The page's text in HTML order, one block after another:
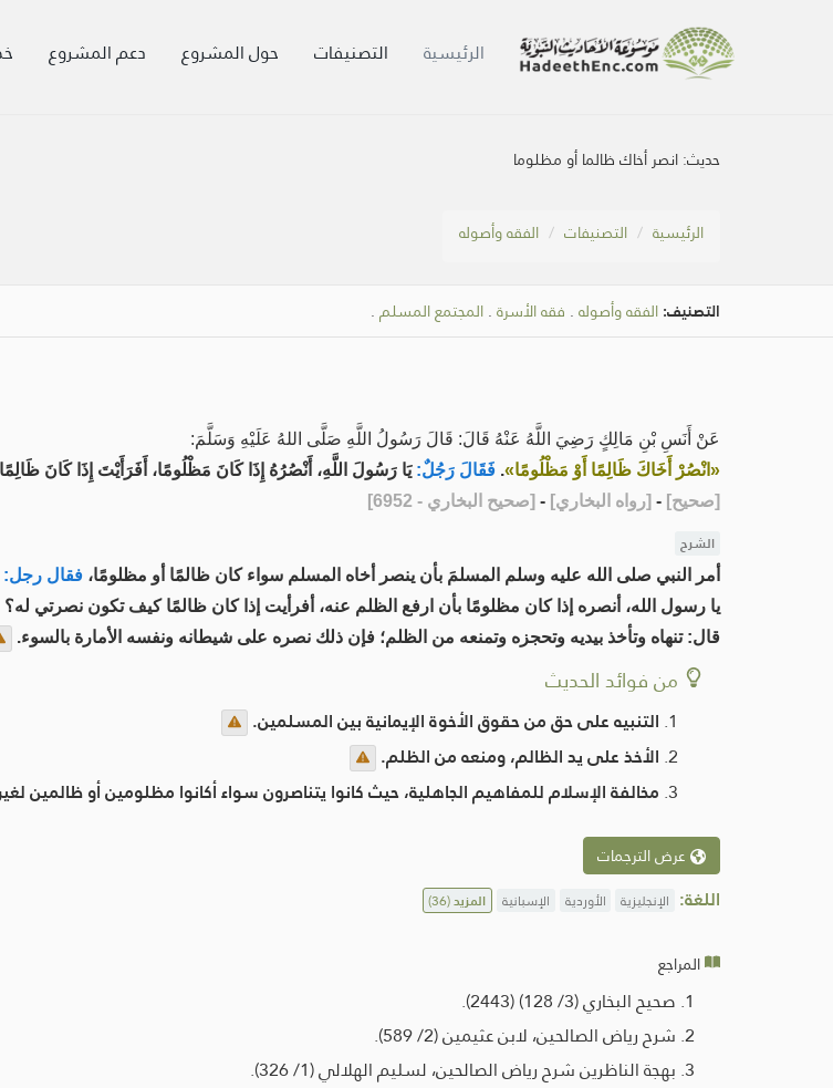
الرئيسية التصنيفات حول المشروع دعم المشروع
حديث:انصر أخاك ظالما أو مظلوما
الرئيسية التصنيفات الفقه وأصوله
التصنيف: الفقه وأصوله . فقه الأسرة . المجتمع المسلم .
عَنْ أَنَسِ بْنِ مَالِكٍ رَضِيَ اللَّهُ عَنْهُ قَالَ: قَالَ رَسُولُ اللَّهِ صَلَّى اللهُ عَلَيْهِ وَسَلَّمَ:
«انْصُرْ أَخَاكَ ظَالِمًا أَوْ مَظْلُومًا». فَقَالَ رَجُلٌ: يَا رَسُولَ اللَّهِ، أَنْصُرُهُ إِذَا كَانَ مَظْلُومًا، أَفَرَأَيْتَ إِذَا كَانَ
[صحيح]
-
[رواه البخاري]
-
[صحيح البخاري - 6952 ]
الشرح
أمر النبي صلى الله عليه وسلم المسلمَ بأن ينصر أخاه المسلم سواء كان ظالمًا أو مظلومًا، فقال رجل:
يا رسول الله، أنصره إذا كان مظلومًا بأن ارفع الظلم عنه، أفرأيت إذا كان ظالمًا كيف تكون نصرتي له؟
قال: تنهاه وتأخذ بيديه وتحجزه وتمنعه من الظلم؛ فإن ذلك نصره على شيطانه ونفسه الأمارة بالسوء.
من فوائد الحديث
التنبيه على حق من حقوق الأخوة الإيمانية بين المسلمين.
الأخذ على يد الظالم، ومنعه من الظلم.
مخالفة الإسلام للمفاهيم الجاهلية، حيث كانوا يتناصرون سواء أكانوا مظلومين أو ظالمين
عرض الترجمات
اللغة: الإنجليزية الأوردية الإسبانية المزيد(36)
المراجع
صحيح البخاري (3/ 128) (2443).
شرح رياض الصالحين، لابن عثيمين (2/ 589).
بهجة الناظرين شرح رياض الصالحين، لسليم الهلالي (1/ 326).